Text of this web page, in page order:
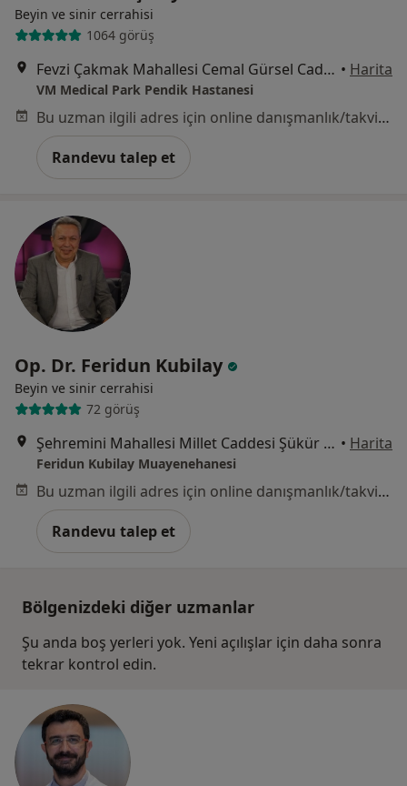
Beyin ve sinir cerrahisi
1064 görüş
Fevzi Çakmak Mahallesi Cemal Gürsel Caddesi No:9, Pendik • Harita
VM Medical Park Pendik Hastanesi
Bu uzman ilgili adres için online danışmanlık/takvim sunmuyor.
Randevu talep et
Op. Dr. Feridun Kubilay
Beyin ve sinir cerrahisi
72 görüş
Şehremini Mahallesi Millet Caddesi Şükür Apt. No:155/1, İstanbul • Harita
Feridun Kubilay Muayenehanesi
Bu uzman ilgili adres için online danışmanlık/takvim sunmuyor.
Randevu talep et
Bölgenizdeki diğer uzmanlar
Şu anda boş yerleri yok. Yeni açılışlar için daha sonra
tekrar kontrol edin.